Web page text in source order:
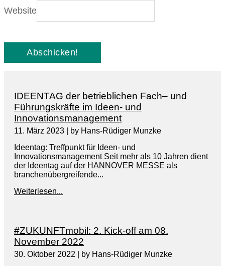
Website
IDEENTAG der betrieblichen Fach– und
Führungskräfte im Ideen- und
Innovationsmanagement
11. März 2023
by Hans-Rüdiger Munzke
Ideentag: Treffpunkt für Ideen- und
Innovationsmanagement Seit mehr als 10 Jahren dient
der Ideentag auf der HANNOVER MESSE als
branchenübergreifende...
Weiterlesen...
#ZUKUNFTmobil: 2. Kick-off am 08.
November 2022
30. Oktober 2022
by Hans-Rüdiger Munzke